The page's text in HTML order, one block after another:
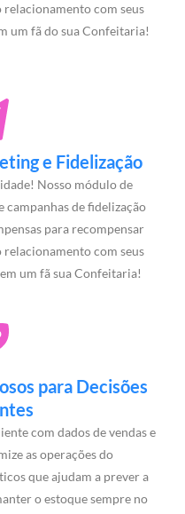
com seus
um fã do sua Confeitaria!
e Fidelização
Nosso módulo de
de fidelização
para recompensar
com seus
um fã sua Confeitaria!
para Decisões
com dados de vendas e
as operações do
que ajudam a prever a
o estoque sempre no